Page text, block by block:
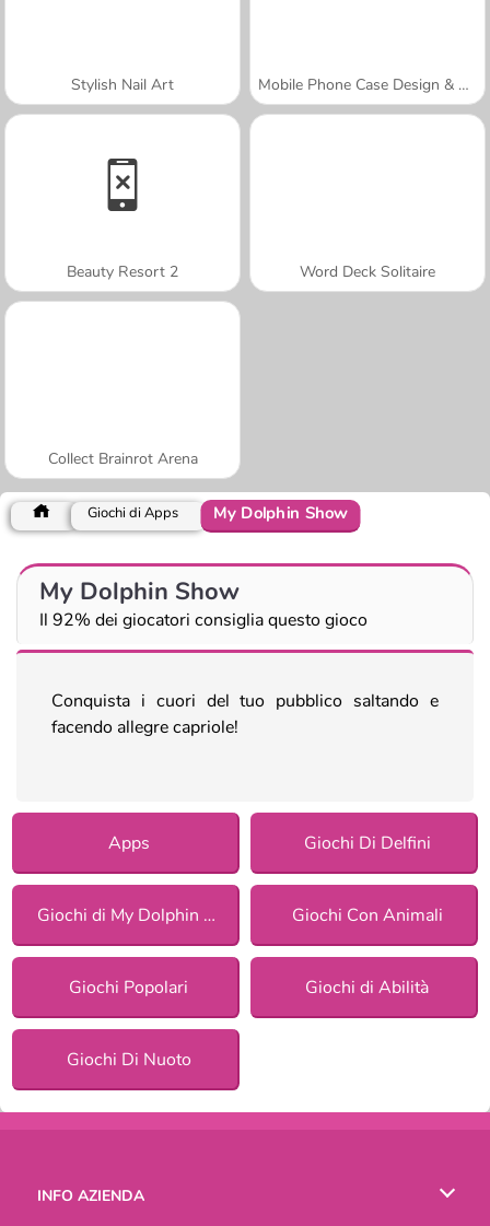
Stylish Nail Art Mobile Phone Case Design & DIY
Beauty Resort 2 Word Deck Solitaire
Collect Brainrot Arena
Giochi di Apps My Dolphin Show
My Dolphin Show
Il 92% dei giocatori consiglia questo gioco
Conquista i cuori del tuo pubblico saltando e
facendo allegre capriole!
Apps Giochi Di Delfini
Giochi di My Dolphin Show Giochi Con Animali
Giochi Popolari Giochi di Abilità
Giochi Di Nuoto
INFO AZIENDA